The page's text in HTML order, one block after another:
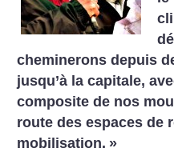
cheminerons depuis
jusqu’à la capitale,
composite de nos
route des espaces de
mobilisation. »